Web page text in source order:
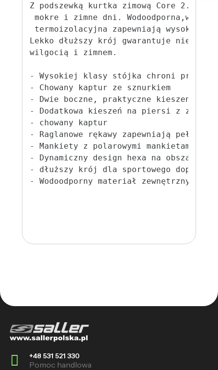
Z podszewką kurtka zimową Core 2.0
mokre i zimne dni.
termoizolacyjna zapewniają wysoki
Lekko dłuższy krój gwarantuje
wilgocią i zimnem.
- Wysokiej klasy stójka chroni przed
- Chowany kaptur ze sznurkiem
- Dwie boczne, praktyczne kieszenie na
- Dodatkowa kieszeń na piersi z
- chowany kaptur
- Raglanowe rękawy zapewniają pełną
- Mankiety z polarowymi mankietami
- Dynamiczny design hexa na obszarze
- dłuższy krój dla sportowego
- Wodoodporny materiał zewnętrzny o
+48 531 521 330
Pomoc handlowa